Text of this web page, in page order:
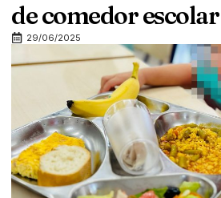
de comedor escolar
29/06/2025